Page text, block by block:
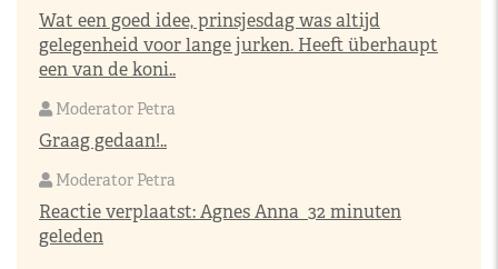
Wat een goed idee, prinsjesdag was altijd
gelegenheid voor lange jurken. Heeft überhaupt
een van de koni..
Moderator Petra
Graag gedaan!..
Moderator Petra
Reactie verplaatst:Agnes Anna 32 minuten
geleden